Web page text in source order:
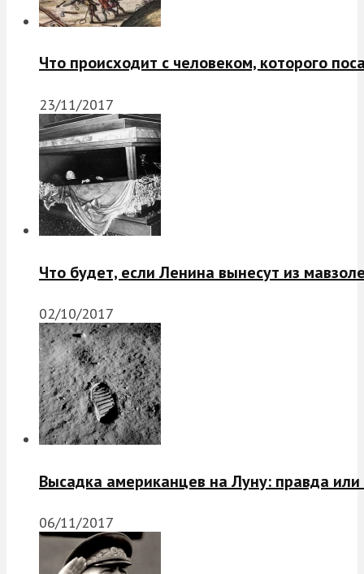
Что происходит с человеком, которого
23/11/2017
Что будет, если Ленина вынесут из
02/10/2017
Высадка американцев на Луну: правда
06/11/2017